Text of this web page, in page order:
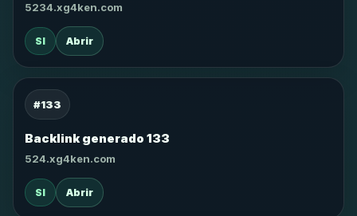
5234.xg4ken.com
SI Abrir
#133
Backlink generado 133
524.xg4ken.com
SI Abrir